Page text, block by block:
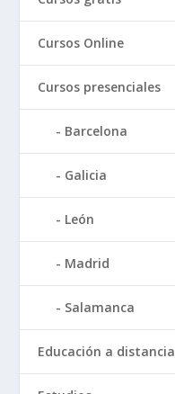
Cursos Online
Cursos presenciales
Barcelona
Galicia
León
Madrid
Salamanca
Educación a distancia